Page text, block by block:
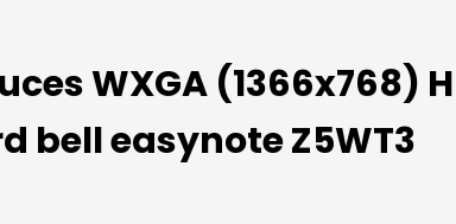
WXGA (1366x768)
bell easynote Z5WT3